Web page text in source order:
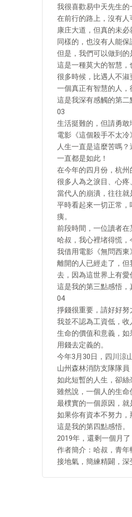
我很喜歡易中天先生的
在前行的路上，沒有
康庄大道，但真的未必
同樣的，也沒有人能保
但是，我們可以做到的
這是一種莫大的智慧，
很多時候，比遇人不淑
一個真正有智慧的人，
這是我深有感觸的第二
03
生活挺難的，但請勇敢
電影《這個殺手不太冷
人生一直是這麼苦嗎
一直都是如此！
在今年的四月份，杭州
很多人為之淚目、心疼
當代人的崩潰，往往就
平時看起來一切正常
痍。
前段時間，一位讀者在
哈叔，我心裡堵得慌
我借用電影《無問西東
離開的人已經走了，
去，因為這世界上有愛
這是我的第三點感悟，
04
掙錢很重要，請好好努
我並不認為工資低，收
生命的價值和意義，
用錢去定義的。
今年3月30日，四川涼
山州森林消防支隊隊員
如此短暫的人生，卻絲
雖然說，一個人的生命
最樸實的一個原因，就
如果你有資本不努力，
這是我的第四點感悟。
2019年，還剩一個月
作者簡介：哈叔，青
接地氣，簡練精闢，深